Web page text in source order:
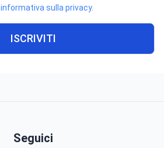
informativa sulla privacy.
ISCRIVITI
Seguici